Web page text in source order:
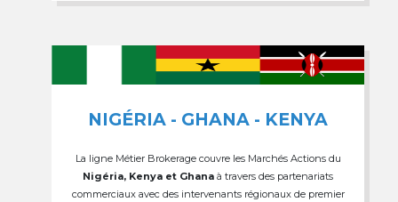
NIGÉRIA - GHANA - KENYA
La ligne Métier Brokerage couvre les Marchés Actions du
Nigéria, Kenya et Ghana à travers des partenariats
commerciaux avec des intervenants régionaux de premier